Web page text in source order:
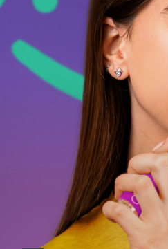
issa™ Teeth Whitening Set
FAQ™ Dual LED Panel
熱門產品
Polski
Svenska
Türkçe
简体中文
發貨國家